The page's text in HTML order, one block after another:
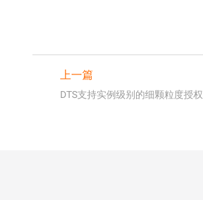
上一篇
DTS支持实例级别的细颗粒度授权